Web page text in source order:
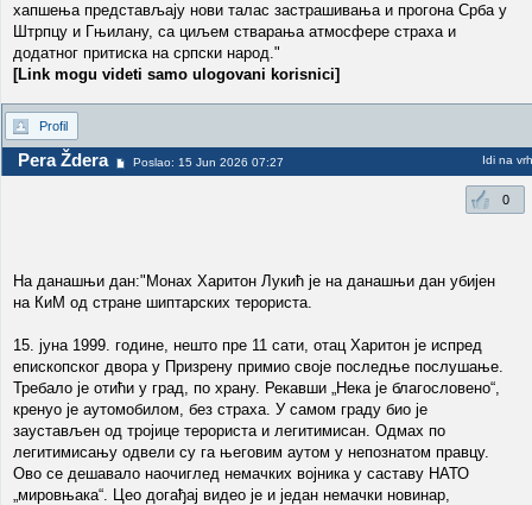
хапшења представљају нови талас застрашивања и прогона Срба у
Штрпцу и Гњилану, са циљем стварања атмосфере страха и
додатног притиска на српски народ."
[Link mogu videti samo ulogovani korisnici]
Profil
Pera Ždera Poslao: 15 Jun 2026 07:27 Idi na vrh
0
На данашњи дан:"Монах Харитон Лукић је на данашњи дан убијен
на КиМ од стране шиптарских терориста.
15. јуна 1999. године, нешто пре 11 сати, отац Харитон је испред
епископског двора у Призрену примио своје последње послушање.
Требало је отићи у град, по храну. Рекавши „Нека је благословено“,
кренуо је аутомобилом, без страха. У самом граду био је
заустављен од тројице терориста и легитимисан. Одмах по
легитимисању одвели су га његовим аутом у непознатом правцу.
Ово се дешавало наочиглед немачких војника у саставу НАТО
„мировњака“. Цео догађај видео је и један немачки новинар,